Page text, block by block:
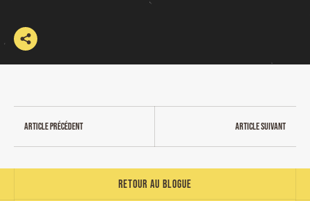
Article précédent Article suivant
Retour au blogue